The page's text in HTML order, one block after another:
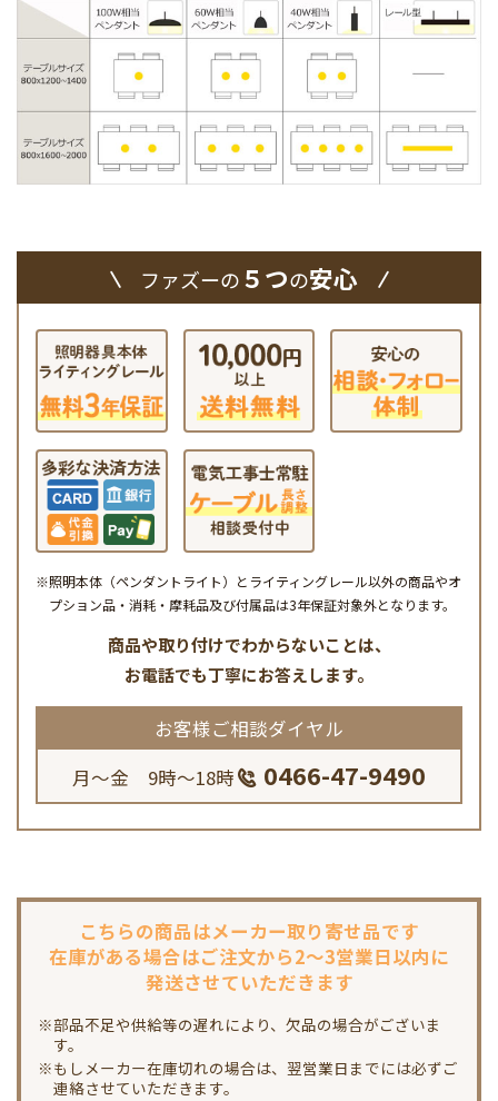
ファズーの５つの安心
※照明本体（ペンダントライト）とライティングレール以外の商品やオ
プション品・消耗・摩耗品及び付属品は3年保証対象外となります。
商品や取り付けでわからないことは、
お電話でも丁寧にお答えします。
お客様ご相談ダイヤル
月～金 9時～18時
0466-47-9490
こちらの商品はメーカー取り寄せ品です
在庫がある場合はご注文から2～3営業日以内に
発送させていただきます
※部品不足や供給等の遅れにより、欠品の場合がございま
す。
※もしメーカー在庫切れの場合は、翌営業日までには必ずご
連絡させていただきます。